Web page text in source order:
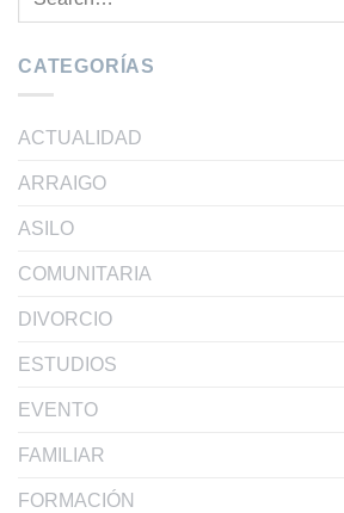
CATEGORÍAS
ACTUALIDAD
ARRAIGO
ASILO
COMUNITARIA
DIVORCIO
ESTUDIOS
EVENTO
FAMILIAR
FORMACIÓN